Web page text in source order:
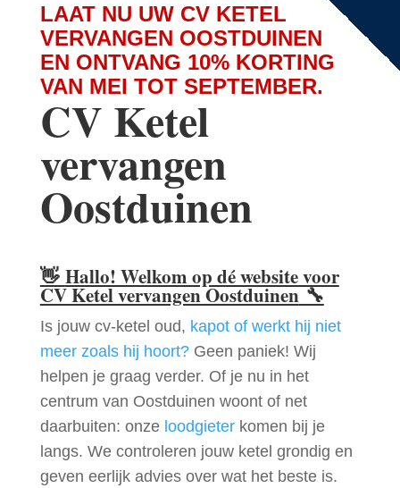
LAAT NU UW CV KETEL
VERVANGEN OOSTDUINEN
EN ONTVANG 10% KORTING
VAN MEI TOT SEPTEMBER.
CV Ketel
vervangen
Oostduinen
👋 Hallo! Welkom op dé website voor
CV Ketel vervangen Oostduinen🔧
Is jouw cv-ketel oud, kapot of werkt hij niet
meer zoals hij hoort?Geen paniek! Wij
helpen je graag verder. Of je nu in het
centrum van Oostduinen woont of net
daarbuiten: onze loodgieterkomen bij je
langs. We controleren jouw ketel grondig en
geven eerlijk advies over wat het beste is.